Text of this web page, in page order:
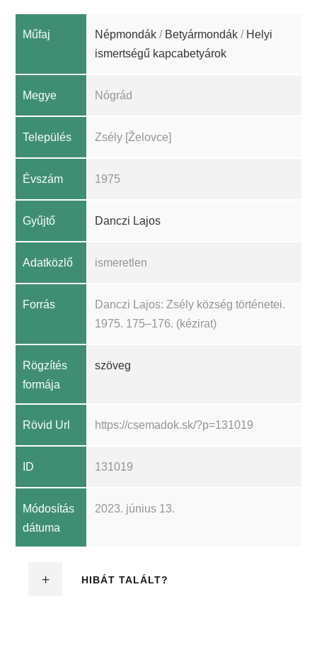
Műfaj Népmondák / Betyármondák / Helyi
ismertségű kapcabetyárok
Megye Nógrád
Település Zsély [Želovce]
Évszám 1975
Gyűjtő Danczi Lajos
Adatközlő ismeretlen
Forrás
Danczi Lajos: Zsély község történetei.
1975. 175–176. (kézirat)
Rögzítés
formája
szöveg
Rövid Url https://csemadok.sk/?p=131019
ID 131019
Módosítás
dátuma
2023. június 13.
HIBÁT TALÁLT?